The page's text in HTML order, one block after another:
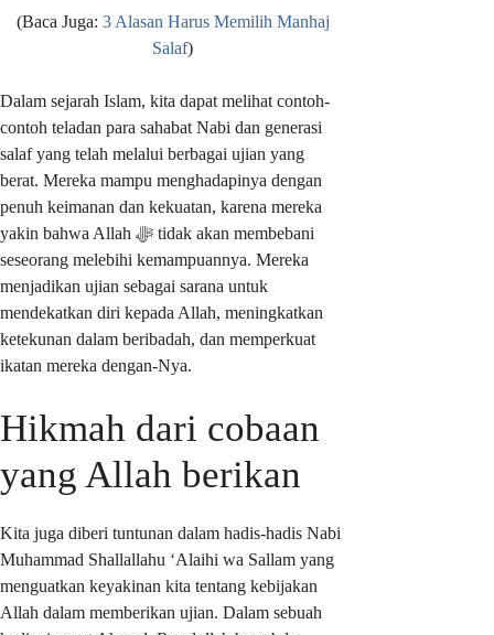
(Baca Juga: 3 Alasan Harus Memilih Manhaj
Salaf)
Dalam sejarah Islam, kita dapat melihat contoh-
contoh teladan para sahabat Nabi dan generasi
salaf yang telah melalui berbagai ujian yang
berat. Mereka mampu menghadapinya dengan
penuh keimanan dan kekuatan, karena mereka
yakin bahwa Allah ﷻ tidak akan membebani
seseorang melebihi kemampuannya. Mereka
menjadikan ujian sebagai sarana untuk
mendekatkan diri kepada Allah, meningkatkan
ketekunan dalam beribadah, dan memperkuat
ikatan mereka dengan-Nya.
Hikmah dari cobaan
yang Allah berikan
Kita juga diberi tuntunan dalam hadis-hadis Nabi
Muhammad Shallallahu ‘Alaihi wa Sallam yang
menguatkan keyakinan kita tentang kebijakan
Allah dalam memberikan ujian. Dalam sebuah